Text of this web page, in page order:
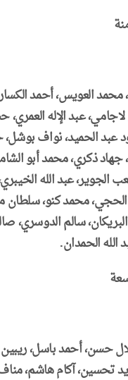
محمد العويس، أحمد
عبد الإله العمري،
عبد الحميد، نواف
ذكري، محمد أبو
عبد الله
الحجي، محمد كنو، سلطان
سالم الدوسري،
الله الحمدان.
حسن، أحمد باسل، ريبين
تحسين، آكام هاشم،